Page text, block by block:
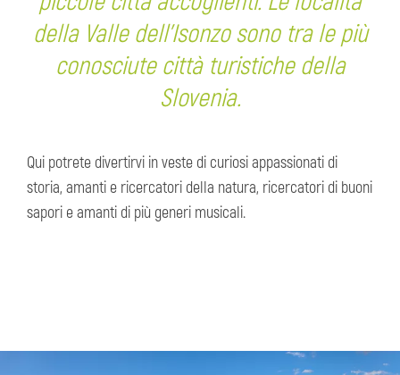
della Valle dell’Isonzo sono tra le più
conosciute città turistiche della
Slovenia.
Qui potrete divertirvi in veste di curiosi appassionati di
storia, amanti e ricercatori della natura, ricercatori di buoni
sapori e amanti di più generi musicali.